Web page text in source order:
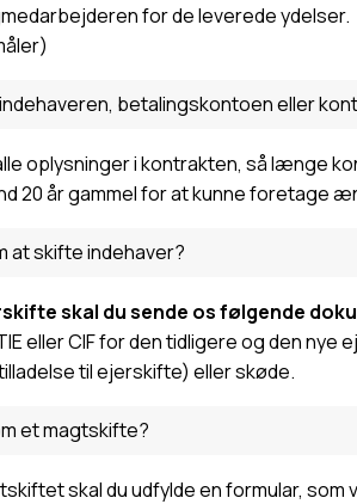
for de leverede ydelser.
betalingskontoen eller
oplysninger i kontrakten, så længe
20 år gammel for at kunne foretage
at skifte indehaver?
skal du sende os følgende
eller CIF for den tidligere og den
til ejerskifte) eller skøde.
et magtskifte?
skal du udfylde en formular,